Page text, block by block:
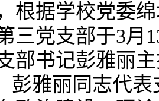
根据学校党委
三党支部于3月
部书记彭雅丽
彭雅丽同志代